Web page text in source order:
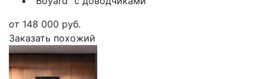
от 148 000 руб.
Заказать похожий